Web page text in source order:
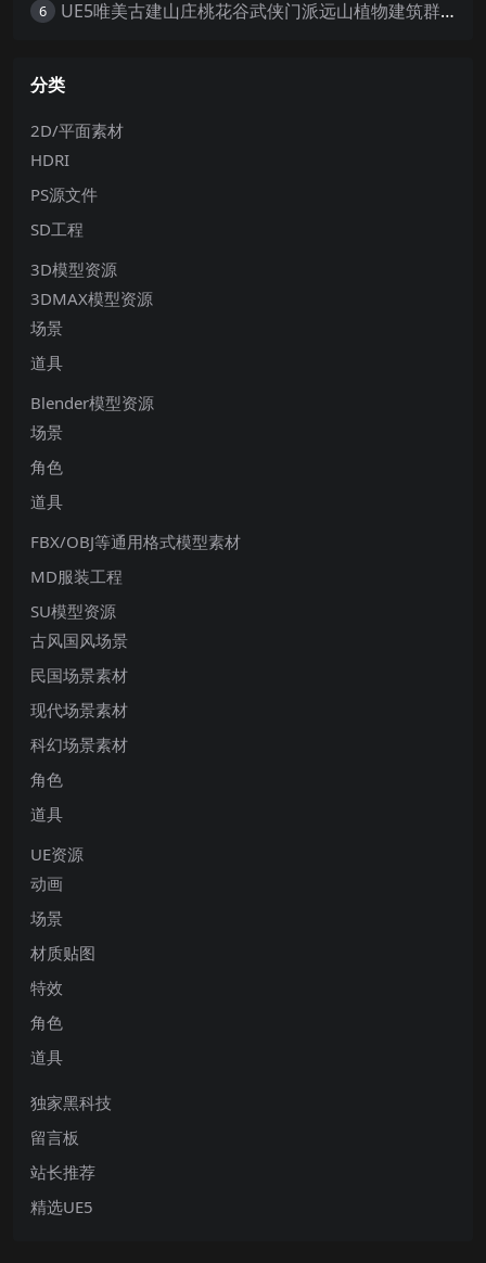
6 UE5唯美古建山庄桃花谷武侠门派远山植物建筑群寺庙宫殿场景
分类
2D/平面素材
HDRI
PS源文件
SD工程
3D模型资源
3DMAX模型资源
场景
道具
Blender模型资源
场景
角色
道具
FBX/OBJ等通用格式模型素材
MD服装工程
SU模型资源
古风国风场景
民国场景素材
现代场景素材
科幻场景素材
角色
道具
UE资源
动画
场景
材质贴图
特效
角色
道具
独家黑科技
留言板
站长推荐
精选UE5